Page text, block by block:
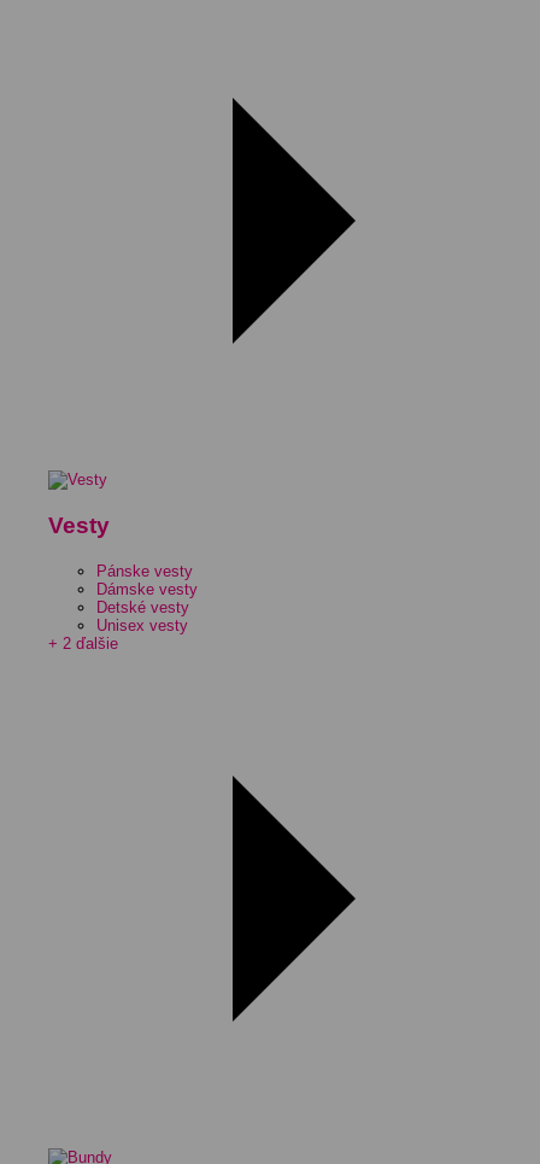
Vesty
Pánske vesty
Dámske vesty
Detské vesty
Unisex vesty
+ 2 ďalšie